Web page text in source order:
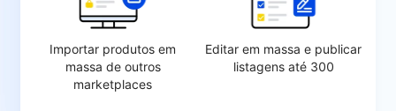
Importar produtos em
massa de outros
marketplaces
Editar em massa e publicar
listagens até 300